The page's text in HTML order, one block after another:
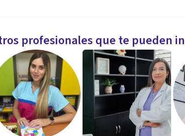
profesionales que te pueden